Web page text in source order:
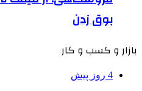
بوق زدن
بازار و کسب و کار
4 روز پیش